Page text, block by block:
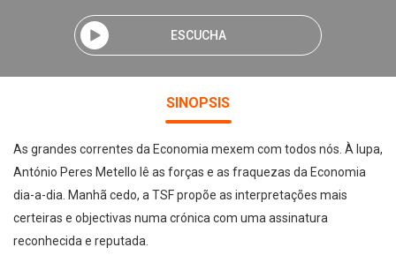
ESCUCHA
SINOPSIS
As grandes correntes da Economia mexem com todos nós. À lupa,
António Peres Metello lê as forças e as fraquezas da Economia
dia-a-dia. Manhã cedo, a TSF propõe as interpretações mais
certeiras e objectivas numa crónica com uma assinatura
reconhecida e reputada.